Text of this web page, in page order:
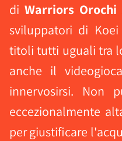
di Warriors Orochi
sviluppatori di
titoli tutti uguali tra
anche il
innervosirsi. Non
eccezionalmente
per giustificare